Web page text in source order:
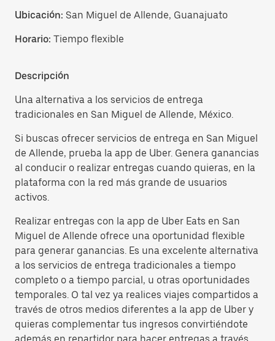
Ubicación: San Miguel de Allende, Guanajuato
Horario: Tiempo flexible
Descripción
Una alternativa a los servicios de entrega
tradicionales en San Miguel de Allende, México.
Si buscas ofrecer servicios de entrega en San Miguel
de Allende, prueba la app de Uber. Genera ganancias
al conducir o realizar entregas cuando quieras, en la
plataforma con la red más grande de usuarios
activos.
Realizar entregas con la app de Uber Eats en San
Miguel de Allende ofrece una oportunidad flexible
para generar ganancias. Es una excelente alternativa
a los servicios de entrega tradicionales a tiempo
completo o a tiempo parcial, u otras oportunidades
temporales. O tal vez ya realices viajes compartidos a
través de otros medios diferentes a la app de Uber y
quieras complementar tus ingresos convirtiéndote